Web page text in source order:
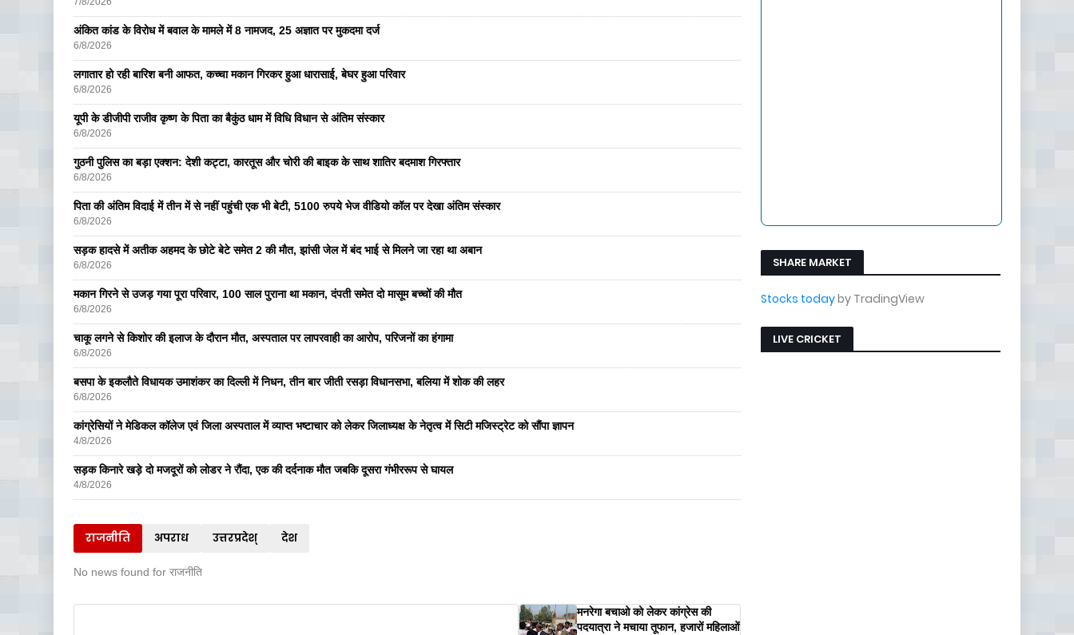
अंकित कांड के विरोध में बवाल के मामले में 8 नामजद, 25 अज्ञात पर मुकदमा दर्ज
6/8/2026
लगातार हो रही बारिश बनी आफत, कच्चा मकान गिरकर हुआ धारासाई, बेघर हुआ परिवार
6/8/2026
यूपी के डीजीपी राजीव कृष्ण के पिता का बैकुंठ धाम में विधि विधान से अंतिम संस्कार
6/8/2026
गुठनी पुलिस का बड़ा एक्शन: देशी कट्टा, कारतूस और चोरी की बाइक के साथ शातिर बदमाश गिरफ्तार
6/8/2026
पिता की अंतिम विदाई में तीन में से नहीं पहुंची एक भी बेटी, 5100 रुपये भेज वीडियो कॉल पर देखा अंतिम संस्कार
6/8/2026
सड़क हादसे में अतीक अहमद के छोटे बेटे समेत 2 की मौत, झांसी जेल में बंद भाई से मिलने जा रहा था अबान
6/8/2026
मकान गिरने से उजड़ गया पूरा परिवार, 100 साल पुराना था मकान, दंपती समेत दो मासूम बच्चों की मौत
6/8/2026
चाकू लगने से किशोर की इलाज के दौरान मौत, अस्पताल पर लापरवाही का आरोप, परिजनों का हंगामा
6/8/2026
बसपा के इकलाैते विधायक उमाशंकर का दिल्ली में निधन, तीन बार जीती रसड़ा विधानसभा, बलिया में शोक की लहर
6/8/2026
कांग्रेसियों ने मेडिकल कॉलेज एवं जिला अस्पताल में व्याप्त भष्टाचार को लेकर जिलाध्यक्ष के नेतृत्व में सिटी मजिस्ट्रेट को सौंपा ज्ञापन
4/8/2026
सड़क किनारे खड़े दो मजदूरों को लोडर ने रौंदा, एक की दर्दनाक मौत जबकि दूसरा गंभीररूप से घायल
4/8/2026
राजनीति अपराध उत्तरप्रदेश् देश
No news found for राजनीति
मनरेगा बचाओ को लेकर कांग्रेस की
पदयात्रा ने मचाया तूफान, हजारों महिलाओं
SHARE MARKET
Stocks todayby TradingView
LIVE CRICKET